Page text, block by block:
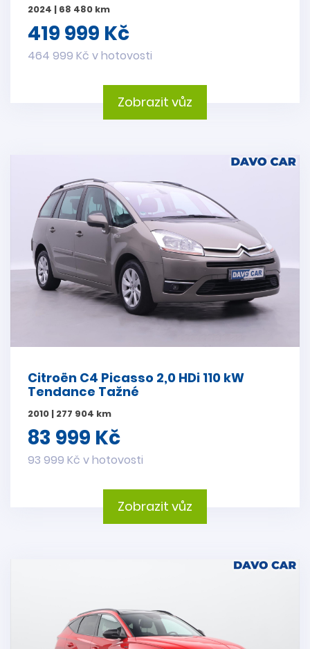
2024 | 68 480 km
419 999 Kč
464 999 Kč v hotovosti
Zobrazit vůz
Citroën C4 Picasso 2,0 HDi 110 kW
Tendance Tažné
2010 | 277 904 km
83 999 Kč
93 999 Kč v hotovosti
Zobrazit vůz